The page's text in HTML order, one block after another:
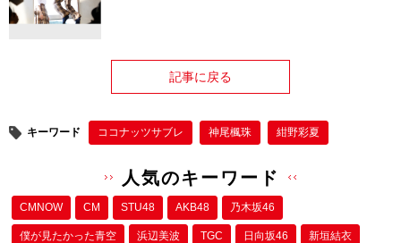
記事に戻る
キーワード ココナッツサブレ 神尾楓珠 紺野彩夏
人気のキーワード
CMNOW CM STU48 AKB48 乃木坂46
僕が⾒たかった⻘空 浜辺美波 TGC 日向坂46 新垣結衣